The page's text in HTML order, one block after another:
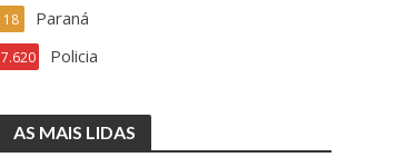
Paraná
18
Policia
7.620
AS MAIS LIDAS